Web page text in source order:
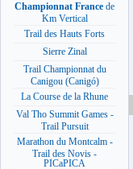
Championnat France de
Km Vertical
Trail des Hauts Forts
Sierre Zinal
Trail Championnat du
Canigou (Canigó)
La Course de la Rhune
Val Tho Summit Games -
Trail Pursuit
Marathon du Montcalm -
Trail des Novis -
PICaPICA